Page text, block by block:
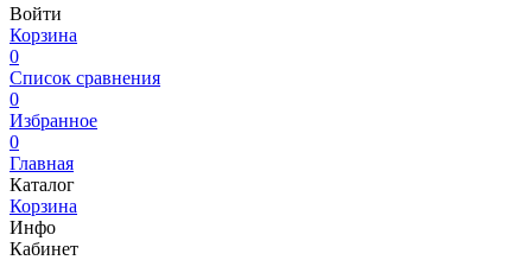
Войти
Корзина
0
Список сравнения
0
Избранное
0
Главная
Каталог
Корзина
Инфо
Кабинет